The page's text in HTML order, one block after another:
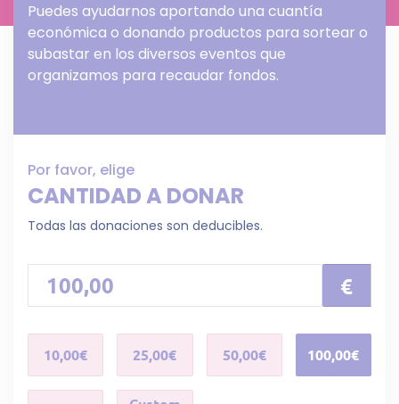
Puedes ayudarnos aportando una cuantía
económica o donando productos para sortear o
subastar en los diversos eventos que
organizamos para recaudar fondos.
Por favor, elige
CANTIDAD A DONAR
Todas las donaciones son deducibles.
€
10,00€ 25,00€ 50,00€ 100,00€